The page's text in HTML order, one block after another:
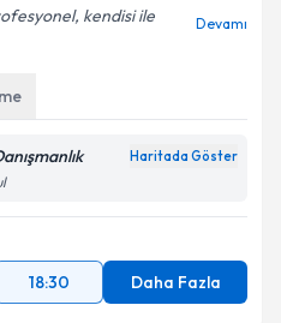
kendisi ile
Devamı
Haritada Göster
18:30 Daha Fazla